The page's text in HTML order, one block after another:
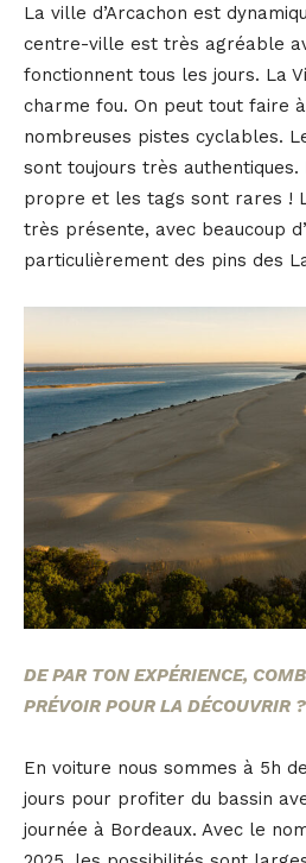
La ville d’Arcachon est
centre-ville est très agréable
fonctionnent tous les jours. La
charme fou. On peut tout faire
nombreuses pistes cyclables.
sont toujours très
propre et les tags sont rares !
très présente, avec beaucoup
particulièrement des pins des
DE PAR TON EXPÉRIENCE,
PRÉVOIR POUR LA DÉCOUVRIR ?
En voiture nous sommes à 5h
jours pour profiter du bassin
journée à Bordeaux. Avec le